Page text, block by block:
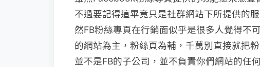
不過要記得這畢竟只是社群網站下所提供的
然FB粉絲專頁在行銷面似乎是很多人覺得不
的網站為主，粉絲頁為輔，千萬別直接就把
並不是FB的子公司，並不負責你們網站的任